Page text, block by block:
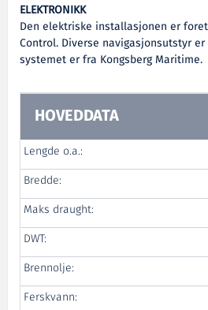
ELEKTRONIKK
Den elektriske installasjonen er
Control. Diverse navigasjonsutstyr
systemet er fra Kongsberg Maritime.
HOVEDDATA
Lengde o.a.:
Bredde:
Maks draught:
DWT:
Brennolje:
Ferskvann: